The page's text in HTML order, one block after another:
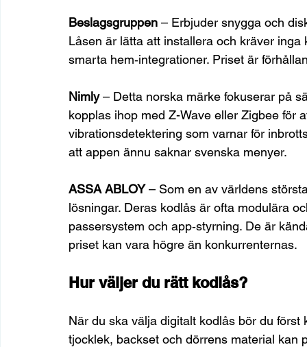
Beslagsgruppen – Erbjuder snygga och
Låsen är lätta att installera och kräver
smarta hem‑integrationer. Priset är
Nimly – Detta norska märke fokuserar på
kopplas ihop med Z-Wave eller Zigbee för
vibrationsdetektering som varnar för
att appen ännu saknar svenska menyer.
ASSA ABLOY – Som en av världens
lösningar. Deras kodlås är ofta modulära
passersystem och app‑styrning. De är
priset kan vara högre än konkurrenternas.
Hur väljer du rätt kodlås?
När du ska välja digitalt kodlås bör du
tjocklek, backset och dörrens material